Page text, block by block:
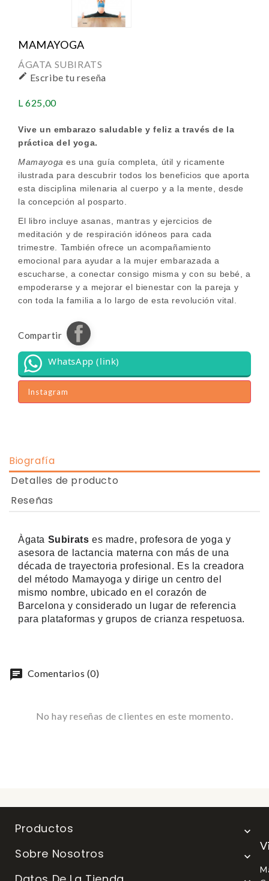
MAMAYOGA
ÁGATA SUBIRATS
 Escribe tu reseña
L 625,00
Vive un embarazo saludable y feliz a través de la
práctica del yoga.
Mamayogaes una guía completa, útil y ricamente
ilustrada para descubrir todos los beneficios que aporta
esta disciplina milenaria al cuerpo y a la mente, desde
la concepción al posparto.
El libro incluye asanas, mantras y ejercicios de
meditación y de respiración idóneos para cada
trimestre. También ofrece un acompañamiento
emocional para ayudar a la mujer embarazada a
escucharse, a conectar consigo misma y con su bebé, a
empoderarse y a mejorar el bienestar con la pareja y
con toda la familia a lo largo de esta revolución vital.
Compartir
WhatsApp (link)
Instagram
Biografía
Detalles de producto
Reseñas
Àgata Subirats es madre, profesora de yoga y
asesora de lactancia materna con más de una
década de trayectoria profesional. Es la creadora
del método Mamayoga y dirige un centro del
mismo nombre, ubicado en el corazón de
Barcelona y considerado un lugar de referencia
para plataformas y grupos de crianza respetuosa.
chat Comentarios (0)
No hay reseñas de clientes en este momento.
Productos 
Sobre Nosotros 